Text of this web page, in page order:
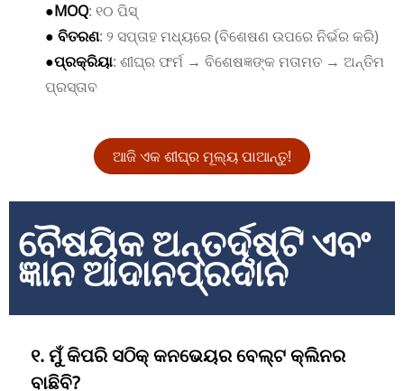
●MOQ: ୧୦ ପିସ୍
● ବିତରଣ: ୨ ସପ୍ତାହ ମଧ୍ୟରେ (ବିଶେଷଣ ଉପରେ ନିର୍ଭର କରି)
●ପ୍ରକ୍ରିୟା: ଶୀଘ୍ର ଫର୍ମ → ବିଶେଷଜ୍ଞଙ୍କ ମତାମତ → ଅନ୍ତିମ
ପ୍ରସ୍ତାବ
ଆଜି ଏକ ଶୀଘ୍ର ମୂଲ୍ୟ ପାଆନ୍ତୁ!
ବୈଷୟିକ ଅନ୍ତର୍ଦୃଷ୍ଟି ଏବଂ
ଜ୍ଞାନ ଆଦାନପ୍ରଦାନ
୧. ମୁଁ କିପରି ସଠିକ୍ କନଭେୟର ବେଲ୍ଟ କ୍ଲିନର
ବାଛିବି?